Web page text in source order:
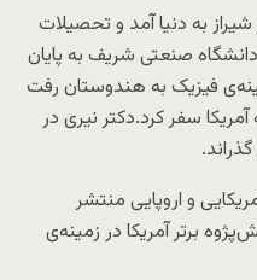
در سال ۱۹۷۰ در شهر شیراز به دنیا آمد و تحصیلات
صنعتی شریف به پایان
در زمینه‌ی فیزیک به هندوستان رفت
به آمریکا سفر کرد.دکتر نیری در
و اروپایی منتشر
برتر آمریکا در زمینه‌ی